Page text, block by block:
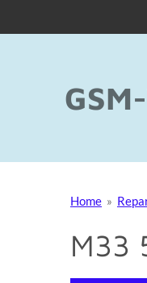
hoofdinhoud
Home »
M33